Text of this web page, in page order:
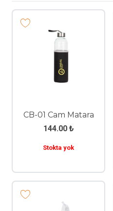
CB-01 Cam Matara
144.00 ₺
Stokta yok